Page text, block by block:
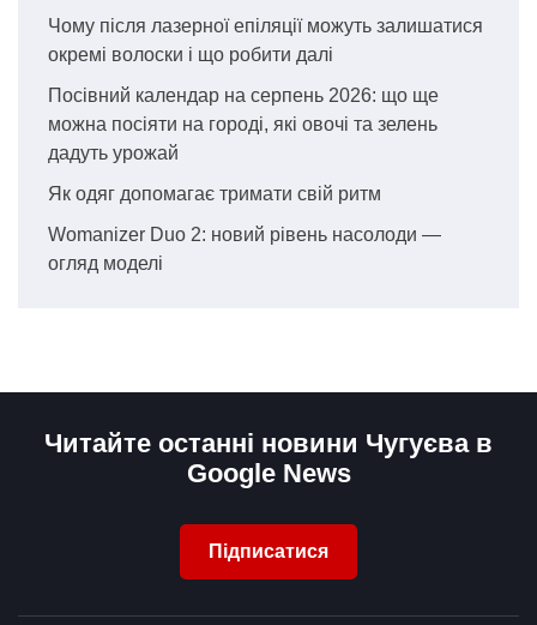
Чому після лазерної епіляції можуть залишатися
окремі волоски і що робити далі
Посівний календар на серпень 2026: що ще
можна посіяти на городі, які овочі та зелень
дадуть урожай
Як одяг допомагає тримати свій ритм
Womanizer Duo 2: новий рівень насолоди —
огляд моделі
Читайте останні новини Чугуєва в
Google News
Підписатися